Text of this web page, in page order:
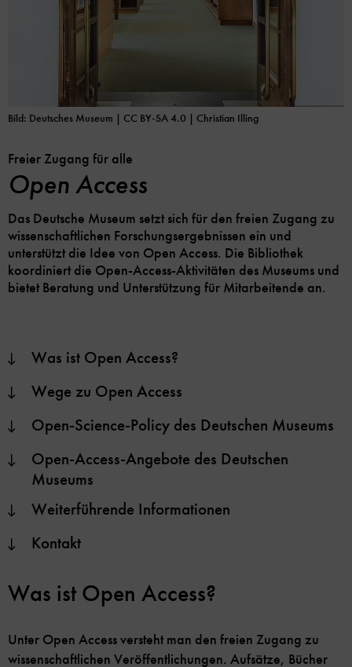
Bild: Deutsches Museum | CC BY-SA 4.0 | Christian Illing
Freier Zugang für alle
Open Access
Das Deutsche Museum setzt sich für den freien Zugang zu
wissenschaftlichen Forschungsergebnissen ein und
unterstützt die Idee von Open Access. Die Bibliothek
koordiniert die Open-Access-Aktivitäten des Museums und
bietet Beratung und Unterstützung für Mitarbeitende an.
Was ist Open Access?
Wege zu Open Access
Open-Science-Policy des Deutschen Museums
Open-Access-Angebote des Deutschen
Museums
Weiterführende Informationen
Kontakt
Was ist Open Access?
Unter Open Access versteht man den freien Zugang zu
wissenschaftlichen Veröffentlichungen. Aufsätze, Bücher